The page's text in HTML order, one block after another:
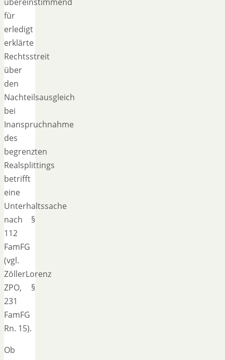
für
erledigt
erklärte
Rechtsstreit
über
den
Nachteilsausgleich
bei
Inanspruchnahme
des
begrenzten
Realsplittings
betrifft
eine
Unterhaltssache
nach §
112
FamFG
(vgl.
ZöllerLorenz
ZPO, §
231
FamFG
Rn. 15).
Ob